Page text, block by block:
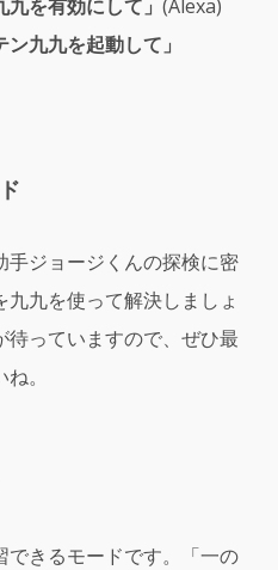
九を有効にして」(Alexa)
ン九九を起動して」
手ジョージくんの探検に密
九を使って解決しましょ
待っていますので、ぜひ最
。
きるモードです。「一の